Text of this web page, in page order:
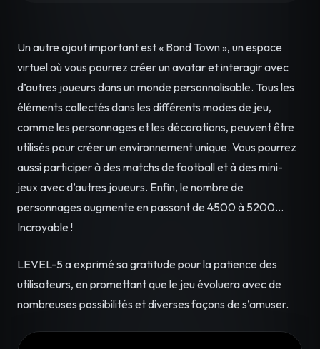
Un autre ajout important est « Bond Town », un espace
virtuel où vous pourrez créer un avatar et interagir avec
d’autres joueurs dans un monde personnalisable. Tous les
éléments collectés dans les différents modes de jeu,
comme les personnages et les décorations, peuvent être
utilisés pour créer un environnement unique. Vous pourrez
aussi participer à des matchs de football et à des mini-
jeux avec d’autres joueurs. Enfin, le nombre de
personnages augmente en passant de 4500 à 5200…
Incroyable !
LEVEL-5 a exprimé sa gratitude pour la patience des
utilisateurs, en promettant que le jeu évoluera avec de
nombreuses possibilités et diverses façons de s’amuser.